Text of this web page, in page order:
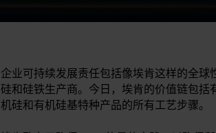
企业可持续发展责任包括像埃肯这样的全
硅和硅铁生产商。今日，埃肯的价值链包
机硅和有机硅基特种产品的所有工艺步骤。